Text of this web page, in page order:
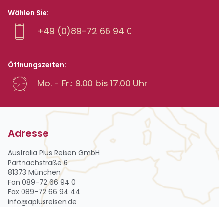
Wählen Sie:
+49 (0)89-72 66 94 0
Öffnungszeiten:
Mo. - Fr.: 9.00 bis 17.00 Uhr
Adresse
Australia Plus Reisen GmbH
Partnachstraße 6
81373 München
Fon 089-72 66 94 0
Fax 089-72 66 94 44
info@aplusreisen.de